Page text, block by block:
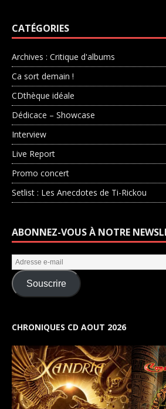
CATÉGORIES
Archives : Critique d'albums
Ca sort demain !
CDthèque idéale
Dédicace – Showcase
Interview
Live Report
Promo concert
Setlist : Les Anecdotes de Ti-Rickou
ABONNEZ-VOUS À NOTRE
Souscrire
CHRONIQUES CD AOUT 2026